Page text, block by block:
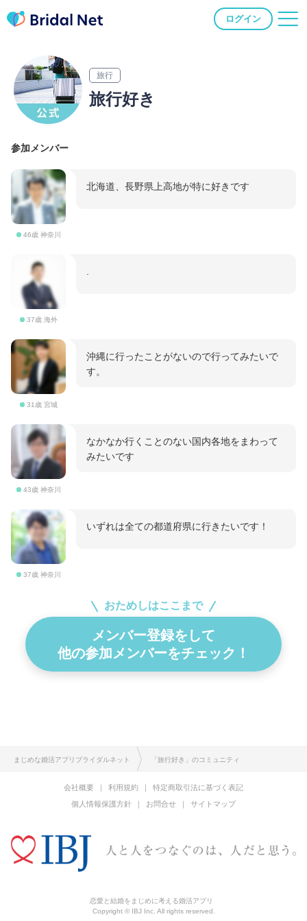
ログイン
旅行
旅行好き
参加メンバー
46歳 神奈川
北海道、長野県上高地が特に好きです
37歳 海外
31歳 宮城
沖縄に行ったことがないので行ってみたいで
す。
43歳 神奈川
なかなか行くことのない国内各地をまわって
みたいです
37歳 神奈川
いずれは全ての都道府県に行きたいです！
おためしはここまで
メンバー登録をして
他の参加メンバーをチェック！
まじめな婚活アプリブライダルネット 「旅行好き」のコミュニティ
会社概要 利用規約
特定商取引法に基づく表記
個人情報保護方針
お問合せ サイトマップ
恋愛と結婚をまじめに考える婚活アプリ
Copyright © IBJ Inc. All rights reserved.